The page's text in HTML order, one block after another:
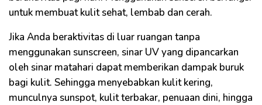
untuk membuat kulit sehat, lembab dan cerah.
Jika Anda beraktivitas di luar ruangan tanpa
menggunakan sunscreen, sinar UV yang dipancarkan
oleh sinar matahari dapat memberikan dampak buruk
bagi kulit. Sehingga menyebabkan kulit kering,
munculnya sunspot, kulit terbakar, penuaan dini, hingga